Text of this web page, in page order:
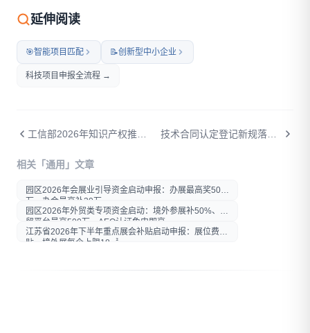
微信扫码打开本文
在微信内打开后分享给好友或
延伸阅读
🎯智能项目匹配 📝创新型中小企业
科技项目申报全流程 →
相关「通用」文章
园区2026年会展业引导资金启动申报：办展最高奖50
万，办会最高补30万
园区2026年外贸类专项资金启动：境外参展补50%、外
贸平台最高500万、AEO认证免申即享
江苏省2026年下半年重点展会补贴启动申报：展位费补
贴，境外展每企上限18㎡